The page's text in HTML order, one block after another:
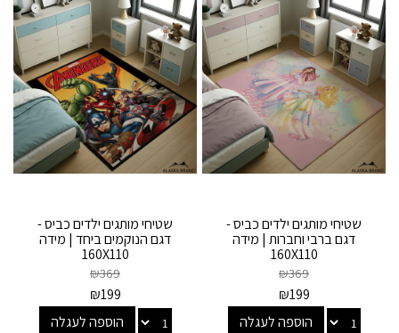
שטיחי מותגים ילדים כביס -
דגם ברבי וחברות | מידה
160X110
₪369
₪199
הוספה לעגלה
שטיחי מותגים ילדים כביס -
דגם הנוקמים ביחד | מידה
160X110
₪369
₪199
הוספה לעגלה